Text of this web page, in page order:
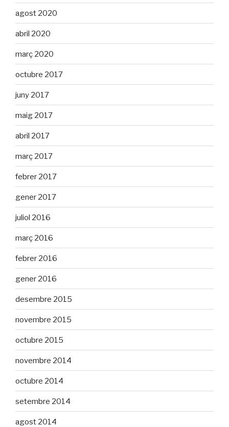
agost 2020
abril 2020
març 2020
octubre 2017
juny 2017
maig 2017
abril 2017
març 2017
febrer 2017
gener 2017
juliol 2016
març 2016
febrer 2016
gener 2016
desembre 2015
novembre 2015
octubre 2015
novembre 2014
octubre 2014
setembre 2014
agost 2014